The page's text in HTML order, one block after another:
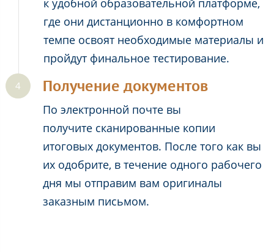
где они дистанционно в комфортном
темпе освоят необходимые материалы и
пройдут финальное тестирование.
Получение документов
По электронной почте вы
получите сканированные копии
итоговых документов. После того как вы
их одобрите, в течение одного рабочего
дня мы отправим вам оригиналы
заказным письмом.